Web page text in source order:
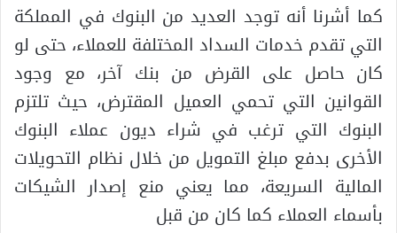
كما أشرنا أنه توجد العديد من البنوك في المملكة
التي تقدم خدمات السداد المختلفة للعملاء، حتى لو
كان حاصل على القرض من بنك آخر، مع وجود
القوانين التي تحمي العميل المقترض، حيث تلتزم
البنوك التي ترغب في شراء ديون عملاء البنوك
الأخرى بدفع مبلغ التمويل من خلال نظام التحويلات
المالية السريعة، مما يعني منع إصدار الشيكات
بأسماء العملاء كما كان من قبل